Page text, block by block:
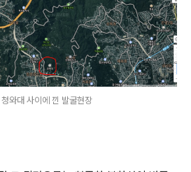
와대 사이에 낀 발굴현장